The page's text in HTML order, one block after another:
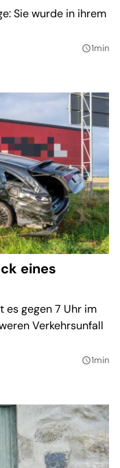
Sie wurde in ihrem
query_builder1min
eines
es gegen 7 Uhr im
Verkehrsunfall
query_builder1min